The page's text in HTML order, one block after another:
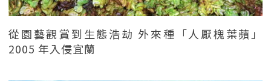
從園藝觀賞到生態浩劫 外來種「人厭槐葉蘋」
2005 年入侵宜蘭